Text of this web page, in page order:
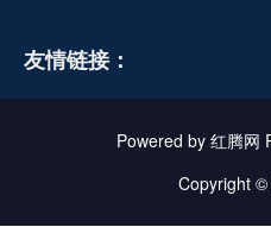
友情链接：
Powered by 红腾网
Copyright ©